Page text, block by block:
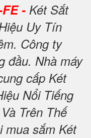
- Két Sắt
Uy Tín
Công ty
đầu. Nhà máy
cấp Két
Nổi Tiếng
Trên Thế
mua sắm Két